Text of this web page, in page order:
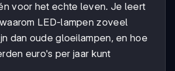
voor het echte leven. Je leert
LED-lampen zoveel
dan oude gloeilampen, en hoe
euro's per jaar kunt